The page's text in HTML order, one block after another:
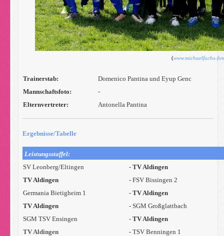
(www.michaelfuchs-
Trainerstab:
Domenico Pantina und Eyup Genc
Mannschaftsfoto:
-
Elternvertreter:
Antonella Pantina
Ergebnisse/Tabelle
Leistungsstaffel:
SV Leonberg/Eltingen
-TV Aldingen
TV Aldingen
- FSV Bissingen 2
Germania Bietigheim 1
-TV Aldingen
TV Aldingen
- SGM Großglattbach
SGM TSV Ensingen
-TV Aldingen
TV Aldingen
- TSV Benningen 1